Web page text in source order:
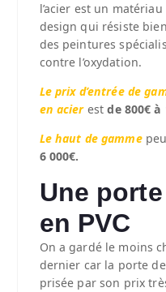
l’acier est un
design qui résiste
des peintures
contre l’oxydation.
Le prix d’entrée de
en acierestde 800€ à
Le haut de gamme
6 000€.
Une
en PVC
On a gardé le moins
dernier car la porte
prisée par son prix